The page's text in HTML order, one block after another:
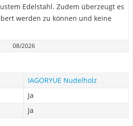
Edelstahl. Zudem überzeugt es
werden zu können und keine
08/2026
IAGORYUE Nudelholz
Ja
Ja